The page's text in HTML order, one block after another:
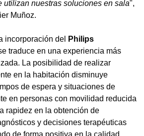
utilizan nuestras soluciones en sala",
Muñoz.
incorporación del
Philips
traduce en una experiencia más
La posibilidad de realizar
en la habitación disminuye
de espera y situaciones de
en personas con movilidad reducida
rapidez en la obtención de
y decisiones terapéuticas
de forma positiva en la calidad